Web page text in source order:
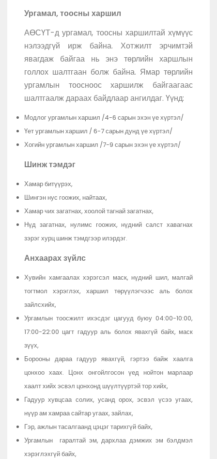
Ургамал, тоосны харшил
АӨСҮТ-д ургамал, тоосны харшилтай хүмүүс
нэлээдгүй ирж байна. Хотжилт эрчимтэй
явагдаж байгаа нь энэ төрлийн харшлын
голлох шалтгаан болж байна. Ямар төрлийн
ургамлын тоосноос харшилж байгаагаас
шалтгаалж дараах байдлаар ангилдаг. Үүнд:
Модлог ургамлын харшил /4-6 сарын эхэн үе хүртэл/
Үет ургамлын харшил / 6-7 сарын дунд үе хүртэл/
Хогийн ургамлын харшил /7-9 сарын эхэн үе хүртэл/
Шинж тэмдэг
Хамар битүүрэх,
Шингэн нус гоожих, найтаах,
Хамар чих загатнах, хоолой тагнай загатнах,
Нүд загатнах, нулимс гоожих, нүдний салст хавагнах
зэрэг хурц шинж тэмдгээр илэрдэг.
Анхаарах зүйлс
Хувийн хамгаалах хэрэгсэл маск, нүдний шил, малгай
тогтмол хэрэглэх, харшил төрүүлэгчээс аль болох
зайлсхийх,
Ургамлын тоосжилт ихэсдэг цагууд буюу 04:00-10:00,
17:00-22:00 цагт гадуур аль болох явахгүй байх, маск
зүүх,
Борооны дараа гадуур явахгүй, гэртээ байж хаалга
цонхоо хаах. Цонх онгойлгосон үед нойтон марлаар
хаалт хийх эсвэл цонхонд шүүлтүүртэй тор хийх,
Гадуур хувцсаа солих, усанд орох, эсвэл үсээ угаах,
нүүр ам хамраа сайтар угаах, зайлах,
Гэр, ажлын тасалгаанд цэцэг тарихгүй байх,
Ургамлын гаралтай эм, дархлаа дэмжих эм бэлдмэл
хэрэглэхгүй байх,